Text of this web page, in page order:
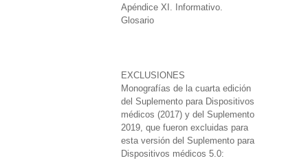
Apéndice XI. Informativo.
Glosario
EXCLUSIONES
Monografías de la cuarta edición
del Suplemento para Dispositivos
médicos (2017) y del Suplemento
2019, que fueron excluidas para
esta versión del Suplemento para
Dispositivos médicos 5.0: